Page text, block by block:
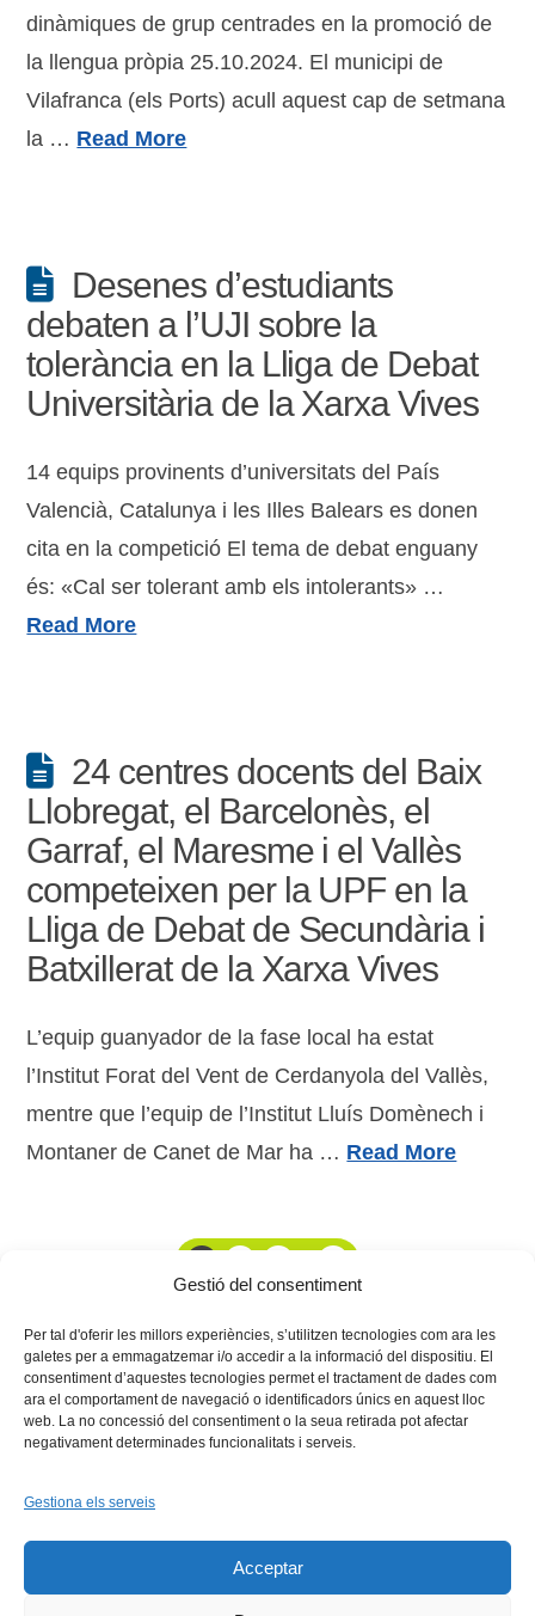
Gestió del consentiment
Per tal d'oferir les millors experiències, s’utilitzen tecnologies com ara les
galetes per a emmagatzemar i/o accedir a la informació del dispositiu. El
consentiment d’aquestes tecnologies permet el tractament de dades com
ara el comportament de navegació o identificadors únics en aquest lloc
web. La no concessió del consentiment o la seua retirada pot afectar
negativament determinades funcionalitats i serveis.
Gestiona els serveis
Acceptar
dinàmiques de grup centrades en la promoció de
la llengua pròpia 25.10.2024. El municipi de
Vilafranca (els Ports) acull aquest cap de setmana
la … Read More
Desenes d’estudiants
debaten a l’UJI sobre la
tolerància en la Lliga de Debat
Universitària de la Xarxa Vives
14 equips provinents d’universitats del País
Valencià, Catalunya i les Illes Balears es donen
cita en la competició El tema de debat enguany
és: «Cal ser tolerant amb els intolerants» …
Read More
24 centres docents del Baix
Llobregat, el Barcelonès, el
Garraf, el Maresme i el Vallès
competeixen per la UPF en la
Lliga de Debat de Secundària i
Batxillerat de la Xarxa Vives
L’equip guanyador de la fase local ha estat
l’Institut Forat del Vent de Cerdanyola del Vallès,
mentre que l’equip de l’Institut Lluís Domènech i
Montaner de Canet de Mar ha … Read More
Instagram
Flickr
INICI QUI SOM
PROGRAMES
DESENVOLUPAMENT SOSTENIBLE